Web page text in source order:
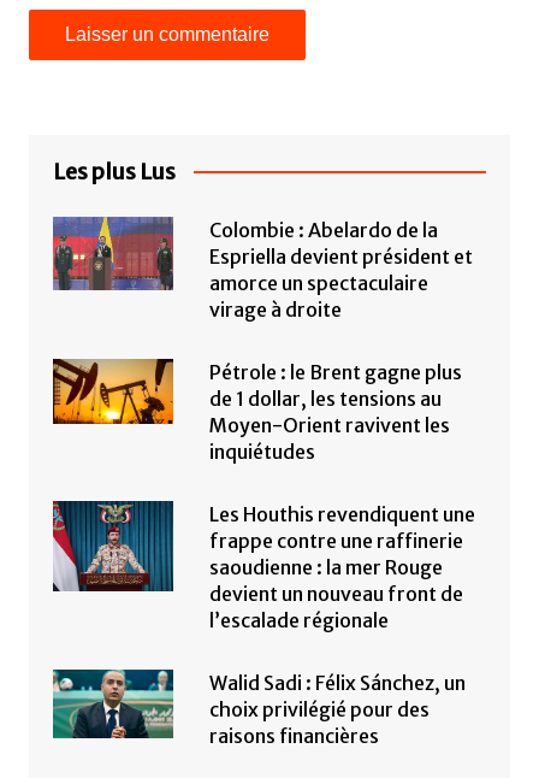
Les plus Lus
Colombie : Abelardo de la
Espriella devient président et
amorce un spectaculaire
virage à droite
Pétrole : le Brent gagne plus
de 1 dollar, les tensions au
Moyen-Orient ravivent les
inquiétudes
Les Houthis revendiquent une
frappe contre une raffinerie
saoudienne : la mer Rouge
devient un nouveau front de
l’escalade régionale
Walid Sadi : Félix Sánchez, un
choix privilégié pour des
raisons financières